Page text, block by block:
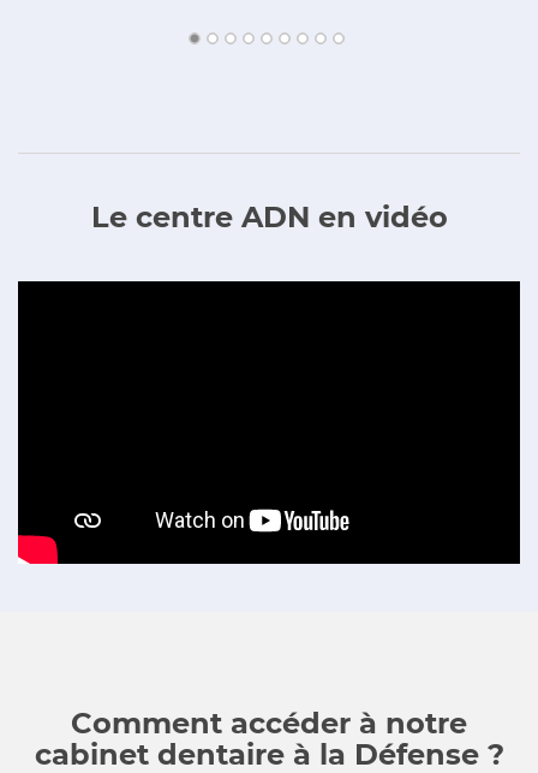
Le centre ADN en vidéo
Comment accéder à notre
cabinet dentaire à la Défense ?